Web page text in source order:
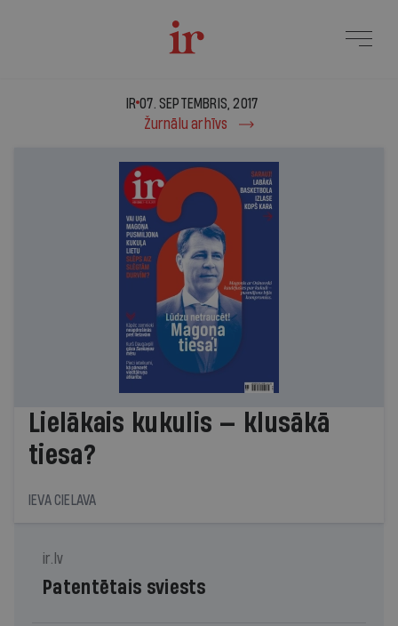
IR - 07. septembris,
IR 07. SEPTEMBRIS, 2017
Žurnālu arhīvs
Lielākais kukulis — klusākā
tiesa?
IEVA CIELAVA
ir.lv
Patentētais sviests